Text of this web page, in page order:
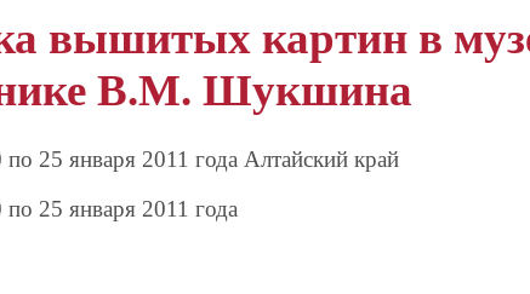
вышитых картин в
В.М. Шукшина
25 января 2011 года Алтайский край
25 января 2011 года